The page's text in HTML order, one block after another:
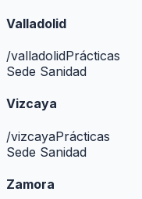
Valladolid
/valladolidPrácticas
Sede Sanidad
Vizcaya
/vizcayaPrácticas
Sede Sanidad
Zamora